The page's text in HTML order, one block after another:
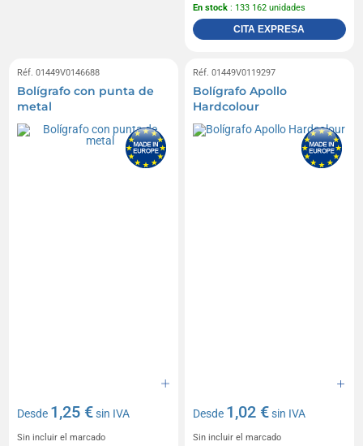
En stock : 133 162 unidades
CITA EXPRESA
Réf. 01449V0146688
Bolígrafo con punta de
metal
Desde 1,25 €sin IVA
Sin incluir el marcado
Réf. 01449V0119297
Bolígrafo Apollo
Hardcolour
Desde 1,02 €sin IVA
Sin incluir el marcado